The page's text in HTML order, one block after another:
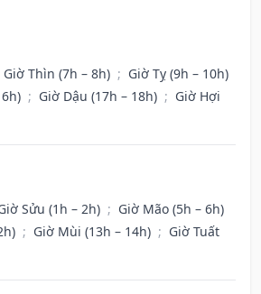
Giờ Thìn (7h – 8h) ; Giờ Tỵ (9h – 10h)
; Giờ Dậu (17h – 18h) ; Giờ Hợi
Sửu (1h – 2h) ; Giờ Mão (5h – 6h)
; Giờ Mùi (13h – 14h) ; Giờ Tuất